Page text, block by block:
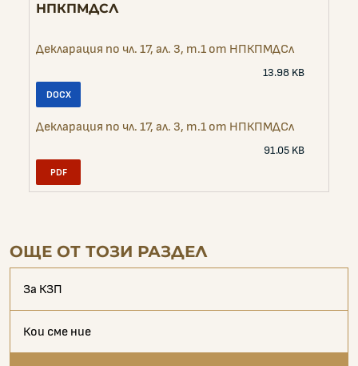
НПКПМДСЛ
Декларация по чл. 17, ал. 3, т.1 от НПКПМДСл
13.98 KB
Декларация по чл. 17, ал. 3, т.1 от НПКПМДСл
91.05 KB
ОЩЕ ОТ ТОЗИ РАЗДЕЛ
За КЗП
Кои сме ние